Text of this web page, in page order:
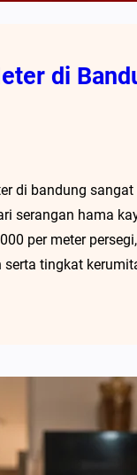
di
di bandung
serangan hama
per meter
tingkat